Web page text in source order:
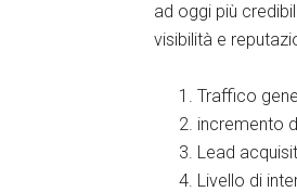
ad oggi più
visibilità e
Traffico
incremento
Lead
Livello di